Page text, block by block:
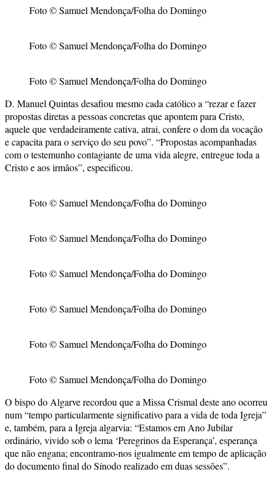
Foto © Samuel Mendonça/Folha do Domingo
Foto © Samuel Mendonça/Folha do Domingo
Foto © Samuel Mendonça/Folha do Domingo
D. Manuel Quintas desafiou mesmo cada católico a “rezar e fazer
propostas diretas a pessoas concretas que apontem para Cristo,
aquele que verdadeiramente cativa, atrai, confere o dom da vocação
e capacita para o serviço do seu povo”. “Propostas acompanhadas
com o testemunho contagiante de uma vida alegre, entregue toda a
Cristo e aos irmãos”, especificou.
Foto © Samuel Mendonça/Folha do Domingo
Foto © Samuel Mendonça/Folha do Domingo
Foto © Samuel Mendonça/Folha do Domingo
Foto © Samuel Mendonça/Folha do Domingo
Foto © Samuel Mendonça/Folha do Domingo
Foto © Samuel Mendonça/Folha do Domingo
O bispo do Algarve recordou que a Missa Crismal deste ano ocorreu
num “tempo particularmente significativo para a vida de toda Igreja”
e, também, para a Igreja algarvia: “Estamos em Ano Jubilar
ordinário, vivido sob o lema ‘Peregrinos da Esperança’, esperança
que não engana; encontramo-nos igualmente em tempo de aplicação
do documento final do Sínodo realizado em duas sessões”.